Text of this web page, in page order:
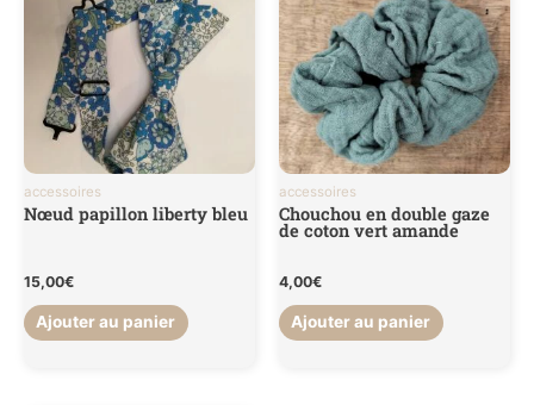
accessoires
Nœud papillon liberty bleu
15,00€
Ajouter au panier
accessoires
Chouchou en double gaze
de coton vert amande
4,00€
Ajouter au panier